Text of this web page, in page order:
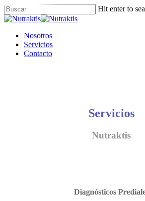
Skip
to
content
Hit enter to
Close
Menu
Nosotros
Servicios
Contacto
Servicios
Nutraktis
Diagnósticos